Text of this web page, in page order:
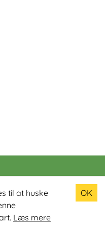
til at huske
Læs mere
OK